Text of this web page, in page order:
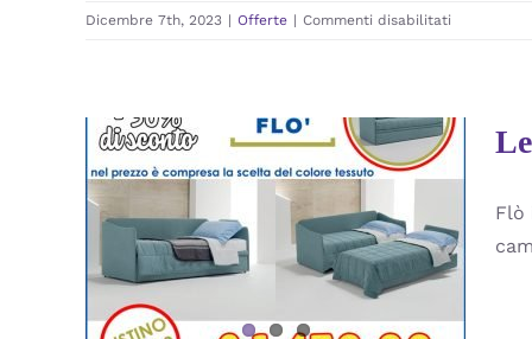
Dicembre 7th, 2023 | Offerte | Commenti disabilitati
Letto Flò camerette
Flò